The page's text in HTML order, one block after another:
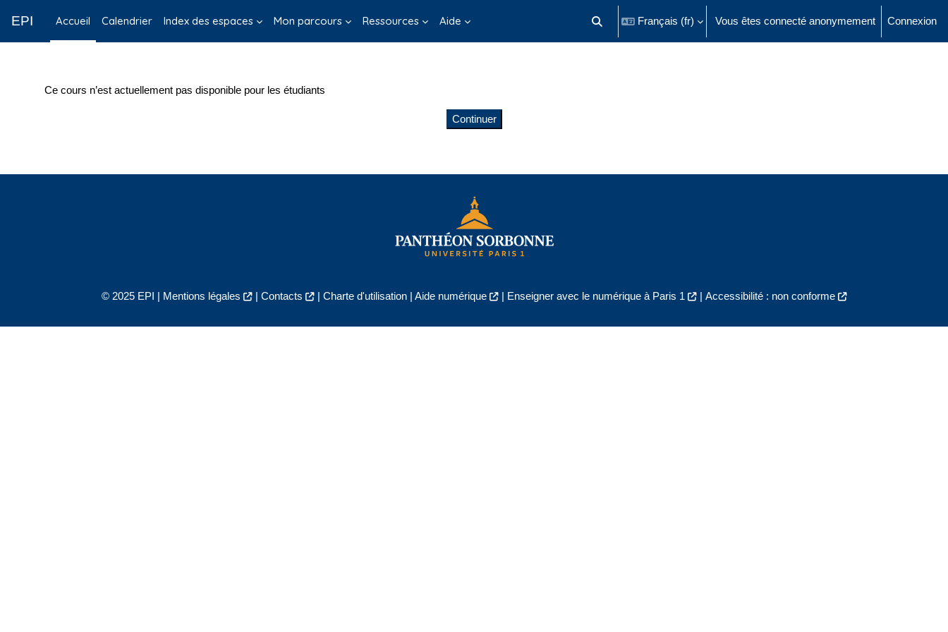
EPI Accueil Calendrier Index des espaces Mon parcours Ressources Aide Activer/désactiver la saisie de recherche
Français ‎(fr)‎ Vous êtes connecté anonymement Connexion
Ce cours n’est actuellement pas disponible pour les étudiants
Continuer
© 2025 EPI | Mentions légales | Contacts | Charte d'utilisation| Aide numérique | Enseigner avec le numérique à Paris 1 | Accessibilité : non conforme